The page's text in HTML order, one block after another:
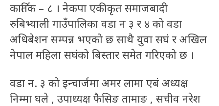
कार्तिक – ८ । नेकपा एकीकृत समाजबादी
रुबिभ्याली गाउँपालिका वडा न ३ र ४ को वडा
अधिबेशन सम्पन्न भएको छ साथै युवा सघं र अखिल
नेपाल महिला सघंको बिस्तार समेत गरिएको छ ।
वडा न. ३ को इन्चार्जमा अमर लामा एबं अध्यक्ष
निम्मा घले , उपाध्यक्ष फैसिङ तामाङ , सचीव नरेश